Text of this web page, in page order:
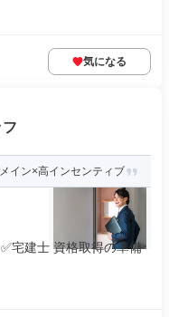
気になる
イン×高インセンティブ
宅建士 資格取得の準備